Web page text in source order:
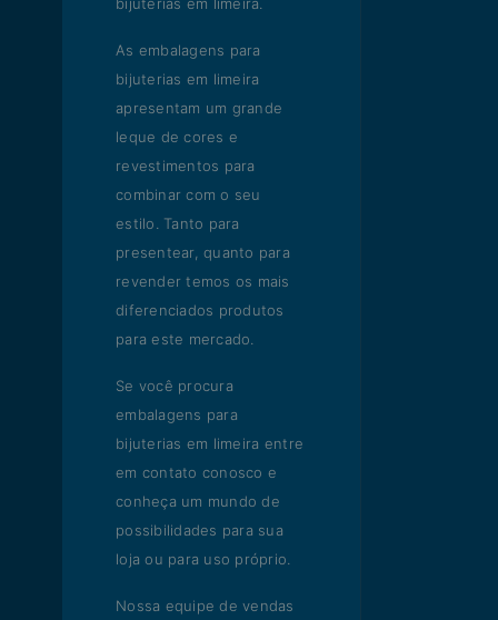
As embalagens para
bijuterias em limeira
apresentam um grande
leque de cores e
revestimentos para
combinar com o seu
estilo. Tanto para
presentear, quanto para
revender temos os mais
diferenciados produtos
para este mercado.
Se você procura
embalagens para
bijuterias em limeira entre
em contato conosco e
conheça um mundo de
possibilidades para sua
loja ou para uso próprio.
Nossa equipe de vendas